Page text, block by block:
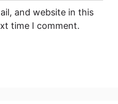
and website in this
time I comment.